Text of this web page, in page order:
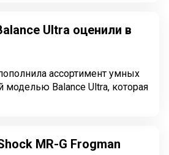
Ultra оценили в
ассортимент умных
моделью Balance Ultra, которая
MR-G Frogman